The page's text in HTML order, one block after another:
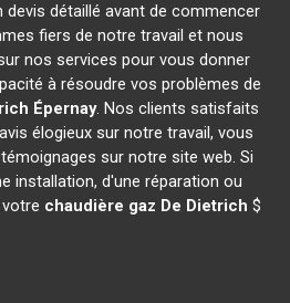
détaillé avant de commencer
fiers de notre travail et nous
nos services pour vous donner
à résoudre vos problèmes de
Épernay. Nos clients satisfaits
élogieux sur notre travail, vous
sur notre site web. Si
installation, d'une réparation ou
chaudière gaz De Dietrich $